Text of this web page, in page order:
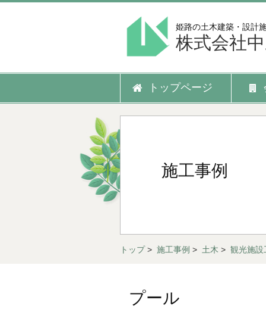
姫路の土木建築・設計
株式会社
トップページ
施工事例
トップ> 施工事例 > 土木 > 観光施設
プール